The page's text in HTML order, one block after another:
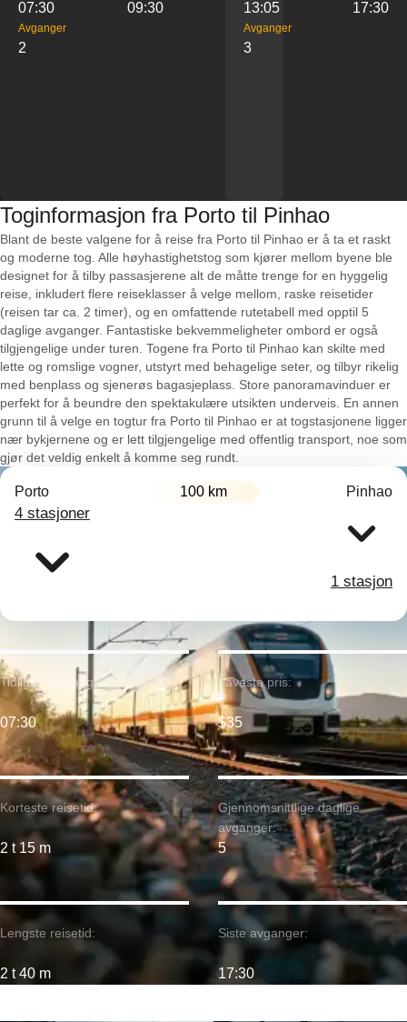
07:30 09:30
Avganger
2
13:05 17:30
Avganger
3
Toginformasjon fra Porto til Pinhao
Blant de beste valgene for å reise fra Porto til Pinhao er å ta et raskt
og moderne tog. Alle høyhastighetstog som kjører mellom byene ble
designet for å tilby passasjerene alt de måtte trenge for en hyggelig
reise, inkludert flere reiseklasser å velge mellom, raske reisetider
(reisen tar ca. 2 timer), og en omfattende rutetabell med opptil 5
daglige avganger. Fantastiske bekvemmeligheter ombord er også
tilgjengelige under turen. Togene fra Porto til Pinhao kan skilte med
lette og romslige vogner, utstyrt med behagelige seter, og tilbyr rikelig
med benplass og sjenerøs bagasjeplass. Store panoramavinduer er
perfekt for å beundre den spektakulære utsikten underveis. En annen
grunn til å velge en togtur fra Porto til Pinhao er at togstasjonene ligger
nær bykjernene og er lett tilgjengelige med offentlig transport, noe som
gjør det veldig enkelt å komme seg rundt.
Porto 100 km Pinhao
4 stasjoner
1 stasjon
Korteste reisetid:
2 t 15 m
Tidligste avgang:
07:30
Lengste reisetid:
2 t 40 m
Laveste pris:
$35
Gjennomsnittlige daglige
avganger:
5
Siste avganger:
17:30